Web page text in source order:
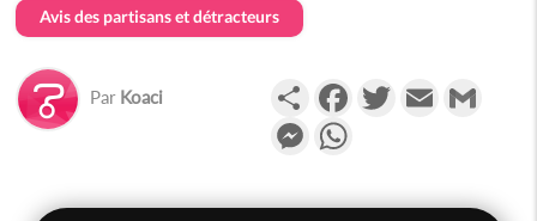
Avis des partisans et détracteurs
Par Koaci PartagerFacebookTwitterEmail
Messenger